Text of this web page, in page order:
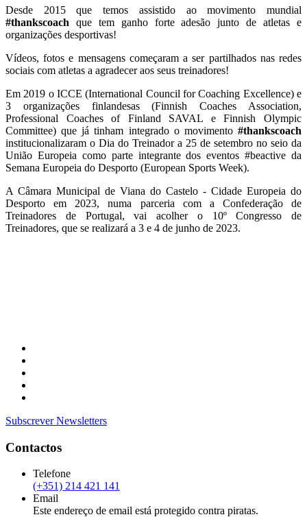
Desde 2015 que temos assistido ao movimento mundial
#thankscoach que tem ganho forte adesão junto de atletas e
organizações desportivas!
Vídeos, fotos e mensagens começaram a ser partilhados nas redes
sociais com atletas a agradecer aos seus treinadores!
Em 2019 o ICCE (International Council for Coaching Excellence) e
3 organizações finlandesas (Finnish Coaches Association,
Professional Coaches of Finland SAVAL e Finnish Olympic
Committee) que já tinham integrado o movimento #thankscoach
institucionalizaram o Dia do Treinador a 25 de setembro no seio da
União Europeia como parte integrante dos eventos #beactive da
Semana Europeia do Desporto (European Sports Week).
A Câmara Municipal de Viana do Castelo - Cidade Europeia do
Desporto em 2023, numa parceria com a Confederação de
Treinadores de Portugal, vai acolher o 10º Congresso de
Treinadores, que se realizará a 3 e 4 de junho de 2023.
Subscrever Newsletters
Contactos
Telefone
(+351) 214 421 141
Email
Este endereço de email está protegido contra piratas.